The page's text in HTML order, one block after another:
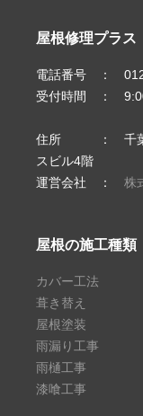
屋根修理プラス
電話番号 ：
受付時間 ：
住所 ： 千葉県
スビル4階
運営会社 ： 株
屋根の施工種類
カバー工法
葺き替え
屋根塗装
雨漏り工事
雨樋工事
漆喰工事